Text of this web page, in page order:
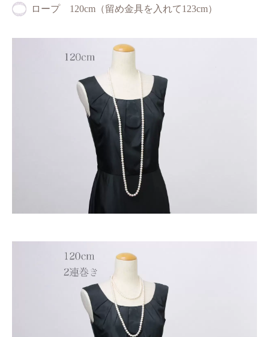
ロープ 120cm（留め金具を入れて123cm）